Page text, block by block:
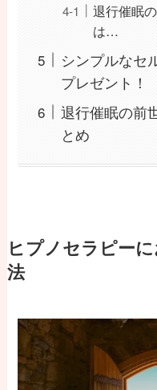
退行催眠
は…
シンプルなセ
プレゼント！
退行催眠の前
とめ
ヒプノセラピー
法